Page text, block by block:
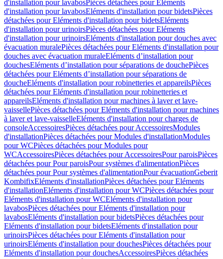
d'installation pour lavabosPièces détachées pour Eléments
d'installation pour lavabosEléments d'installation pour bidetsPièces
détachées pour Eléments d'installation pour bidetsEléments
d'installation pour urinoirsPièces détachées pour Eléments
d'installation pour urinoirsEléments d'installation pour douches avec
évacuation muralePièces détachées pour Eléments d'installation pour
douches avec évacuation muraleEléments d’installation pour
douchesEléments d’installation pour séparations de douchePièces
détachées pour Eléments d’installation pour séparations de
doucheEléments d'installation pour robinetteries et appareilsPièces
détachées pour Eléments d'installation pour robinetteries et
appareilsEléments d'installation pour machines à laver et lave-
vaissellePièces détachées pour Eléments d'installation pour machines
à laver et lave-vaisselleEléments d'installation pour charges de
consoleAccessoiresPièces détachées pour AccessoiresModules
d'installationPièces détachées pour Modules d'installationModules
pour WCPièces détachées pour Modules pour
WCAccessoiresPièces détachées pour AccessoiresPour paroisPièces
détachées pour Pour paroisPour systèmes d'alimentationPièces
détachées pour Pour systèmes d'alimentationPour évacuationGeberit
KombifixEléments d'installationPièces détachées pour Eléments
d'installationEléments d'installation pour WCPièces détachées pour
Eléments d'installation pour WCEléments d'installation pour
lavabosPièces détachées pour Eléments d'installation pour
lavabosEléments d'installation pour bidetsPièces détachées pour
Eléments d'installation pour bidetsEléments d'installation pour
urinoirsPièces détachées pour Eléments d'installation pour
urinoirsEléments d'installation pour douchesPièces détachées pour
Eléments d'installation pour douchesAccessoiresPièces détachées